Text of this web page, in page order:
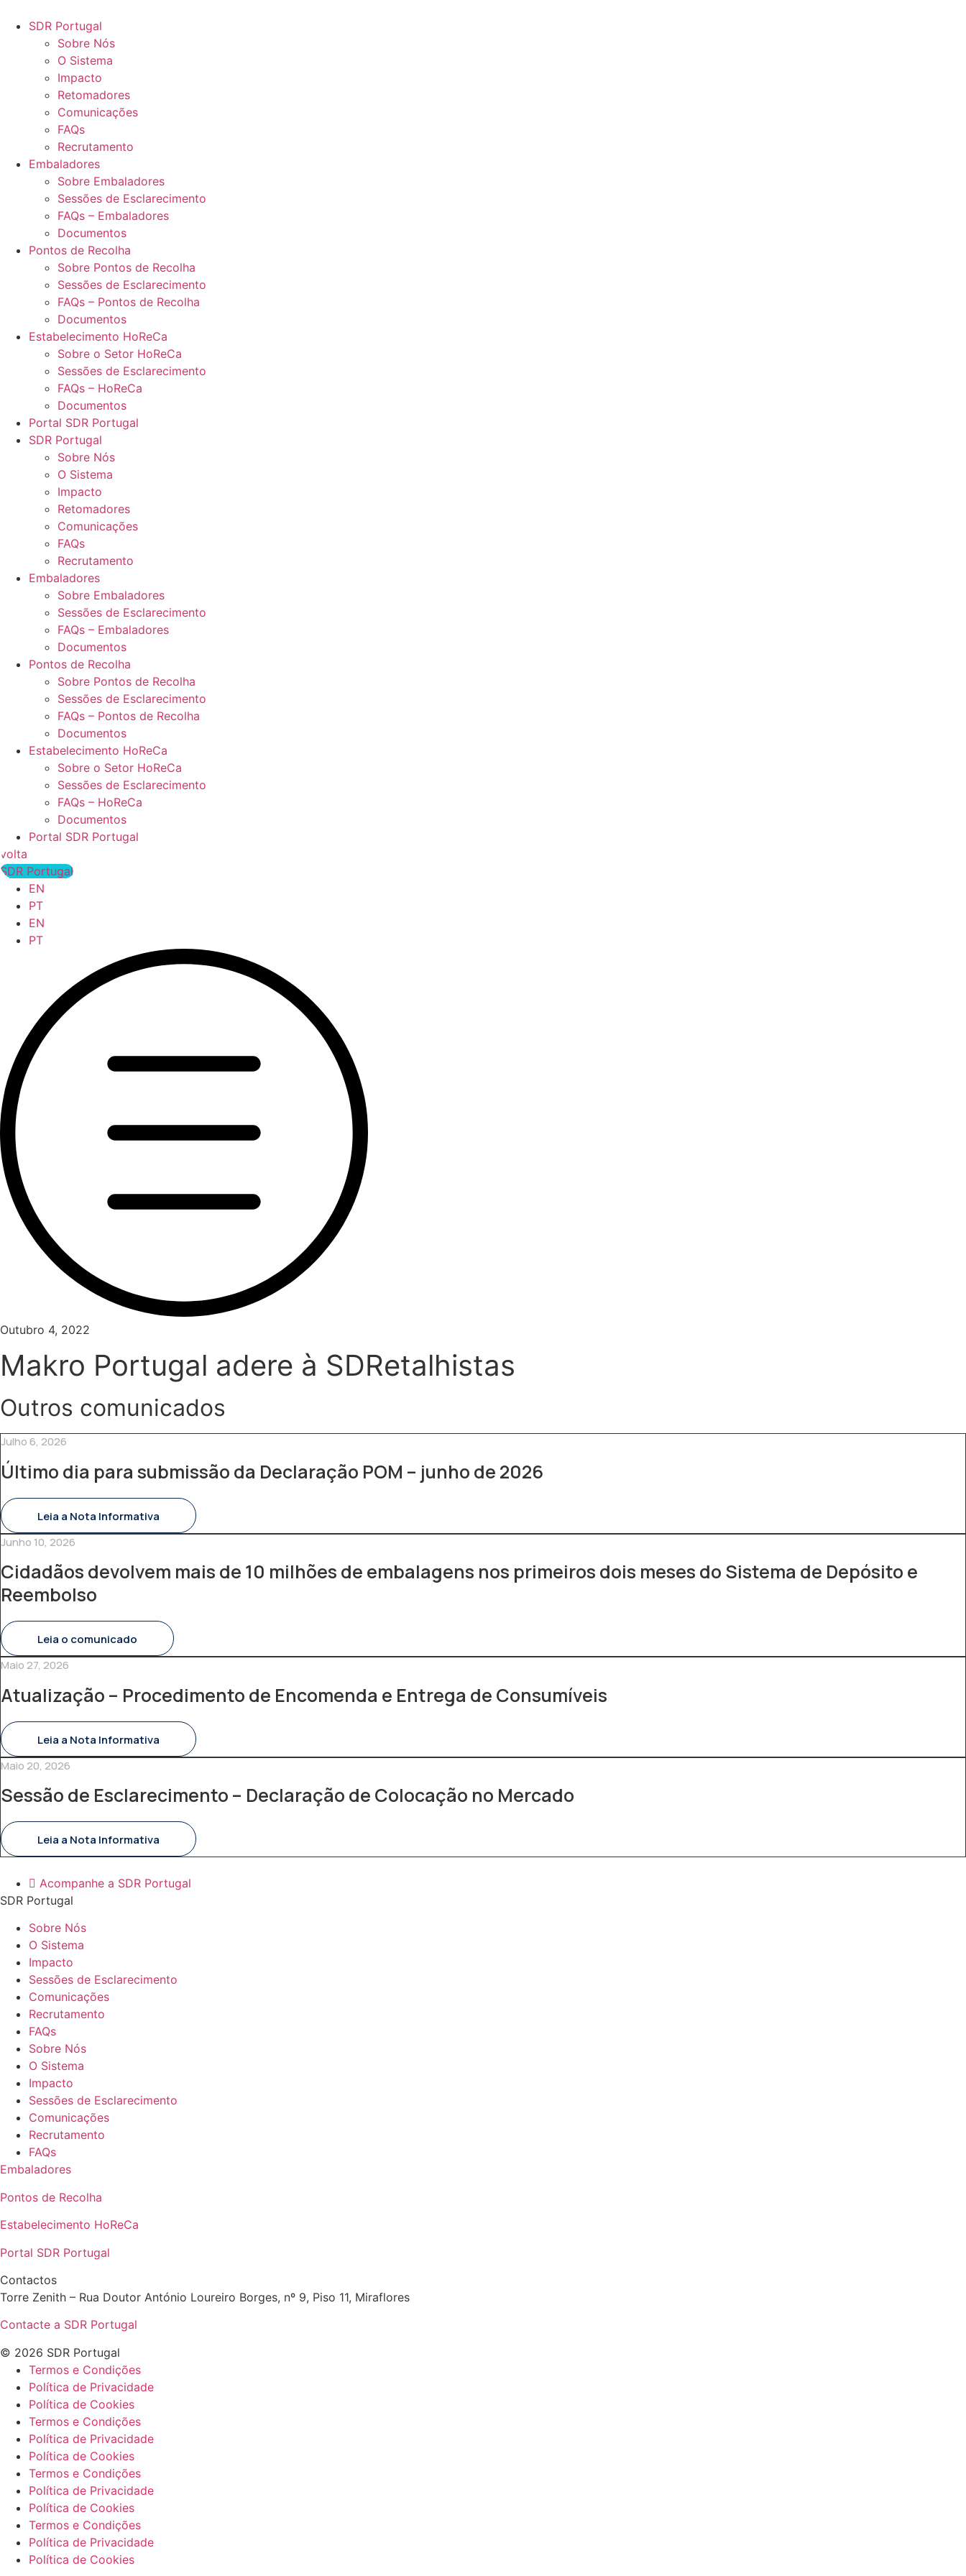
para
conteúdo
SDR Portugal
Sobre Nós
O Sistema
Impacto
Retomadores
Comunicações
FAQs
Recrutamento
Embaladores
Sobre Embaladores
Sessões de Esclarecimento
FAQs – Embaladores
Documentos
Pontos de Recolha
Sobre Pontos de Recolha
Sessões de Esclarecimento
FAQs – Pontos de Recolha
Documentos
Estabelecimento HoReCa
Sobre o Setor HoReCa
Sessões de Esclarecimento
FAQs – HoReCa
Documentos
Portal SDR Portugal
SDR Portugal
Sobre Nós
O Sistema
Impacto
Retomadores
Comunicações
FAQs
Recrutamento
Embaladores
Sobre Embaladores
Sessões de Esclarecimento
FAQs – Embaladores
Documentos
Pontos de Recolha
Sobre Pontos de Recolha
Sessões de Esclarecimento
FAQs – Pontos de Recolha
Documentos
Estabelecimento HoReCa
Sobre o Setor HoReCa
Sessões de Esclarecimento
FAQs – HoReCa
Documentos
Portal SDR Portugal
volta
SDR Portugal
EN
PT
EN
PT
Outubro 4, 2022
Makro Portugal adere à SDRetalhistas
Outros comunicados
Julho 6, 2026
Último dia para submissão da Declaração POM – junho de 2026
Leia a Nota Informativa
Junho 10, 2026
Cidadãos devolvem mais de 10 milhões de embalagens nos primeiros dois meses do Sistema de Depósito e
Reembolso
Leia o comunicado
Maio 27, 2026
Atualização – Procedimento de Encomenda e Entrega de Consumíveis
Leia a Nota Informativa
Maio 20, 2026
Sessão de Esclarecimento – Declaração de Colocação no Mercado
Leia a Nota Informativa
Acompanhe a SDR Portugal
SDR Portugal
Sobre Nós
O Sistema
Impacto
Sessões de Esclarecimento
Comunicações
Recrutamento
FAQs
Sobre Nós
O Sistema
Impacto
Sessões de Esclarecimento
Comunicações
Recrutamento
FAQs
Embaladores
Pontos de Recolha
Estabelecimento HoReCa
Portal SDR Portugal
Contactos
Torre Zenith – Rua Doutor António Loureiro Borges, nº 9, Piso 11, Miraflores
Contacte a SDR Portugal
© 2026 SDR Portugal
Termos e Condições
Política de Privacidade
Política de Cookies
Termos e Condições
Política de Privacidade
Política de Cookies
Termos e Condições
Política de Privacidade
Política de Cookies
Termos e Condições
Política de Privacidade
Política de Cookies